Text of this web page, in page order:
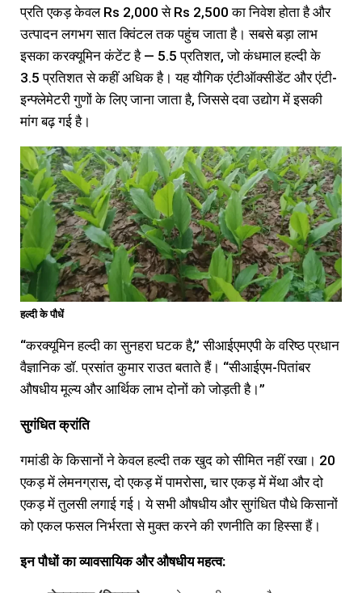
प्रति एकड़ केवल Rs 2,000 से Rs 2,500 का निवेश होता है और
उत्पादन लगभग सात क्विंटल तक पहुंच जाता है। सबसे बड़ा लाभ
इसका करक्यूमिन कंटेंट है — 5.5 प्रतिशत, जो कंधमाल हल्दी के
3.5 प्रतिशत से कहीं अधिक है। यह यौगिक एंटीऑक्सीडेंट और एंटी-
इन्फ्लेमेटरी गुणों के लिए जाना जाता है, जिससे दवा उद्योग में इसकी
मांग बढ़ गई है।
हल्दी के पौधें
“करक्यूमिन हल्दी का सुनहरा घटक है,” सीआईएमएपी के वरिष्ठ प्रधान
वैज्ञानिक डॉ. प्रसांत कुमार राउत बताते हैं। “सीआईएम-पितांबर
औषधीय मूल्य और आर्थिक लाभ दोनों को जोड़ती है।”
सुगंधितक्रांति
गमांडी के किसानों ने केवल हल्दी तक खुद को सीमित नहीं रखा। 20
एकड़ में लेमनग्रास, दो एकड़ में पामरोसा, चार एकड़ में मेंथा और दो
एकड़ में तुलसी लगाई गई। ये सभी औषधीय और सुगंधित पौधे किसानों
को एकल फसल निर्भरता से मुक्त करने की रणनीति का हिस्सा हैं।
इनपौधोंकाव्यावसायिकऔरऔषधीयमहत्व: